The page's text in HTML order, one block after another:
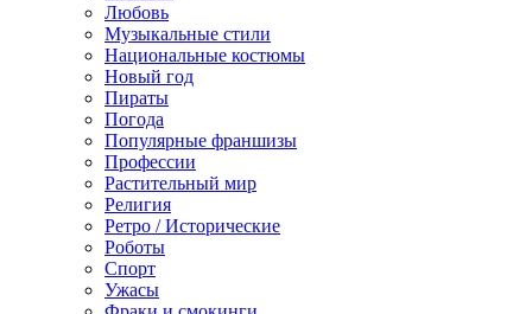
Любовь
Музыкальные стили
Национальные костюмы
Новый год
Пираты
Погода
Популярные франшизы
Профессии
Растительный мир
Религия
Ретро / Исторические
Роботы
Спорт
Ужасы